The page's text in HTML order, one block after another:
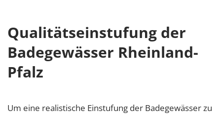
Qualitätseinstufung der
Badegewässer Rheinland-
Pfalz
Um eine realistische Einstufung der Badegewässer zu